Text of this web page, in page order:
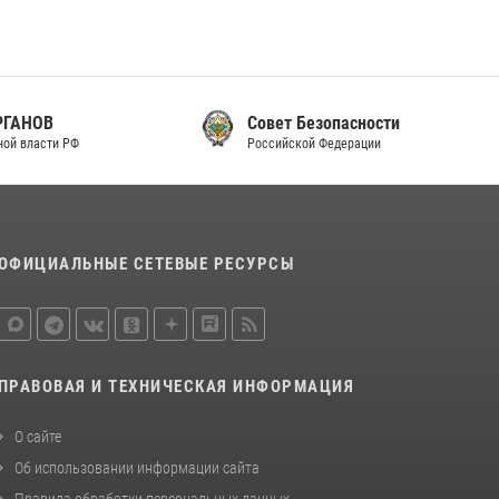
злоумышленников, напавших на бригаду
скорой помощи (видео)
Совет Безопасности
Российской Федерации
СЕТЕВЫЕ РЕСУРСЫ
ПРАВОВАЯ И ТЕХНИЧЕСКАЯ ИНФОРМАЦИЯ
О сайте
Об использовании информации сайта